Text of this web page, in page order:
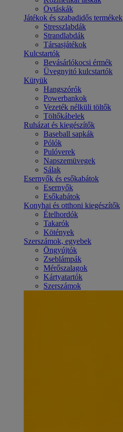
Övtáskák
Játékok és szabadidős termékek
Stresszlabdák
Strandlabdák
Társasjátékok
Kulcstartók
Bevásárlókocsi érmék
Üvegnyitó kulcstartók
Kütyük
Hangszórók
Powerbankok
Vezeték nélküli töltők
Töltőkábelek
Ruházat és kiegészítők
Baseball sapkák
Pólók
Pulóverek
Napszemüvegek
Sálak
Esernyők és esőkabátok
Esernyők
Esőkabátok
Konyhai és otthoni kiegészítők
Ételhordók
Takarók
Kötények
Szerszámok, egyebek
Öngyújtók
Zseblámpák
Mérőszalagok
Kártyatartók
Szerszámok